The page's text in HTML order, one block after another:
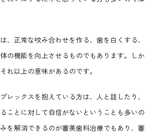
、正常な咬み合わせを作る、歯を白くする、
の機能を向上させるものでもあります。しか
れ以上の意味があるのです。
レックスを抱えている方は、人と話したり、
ことに対して自信がないということも多いの
を解消できるのが審美歯科治療でもあり、審